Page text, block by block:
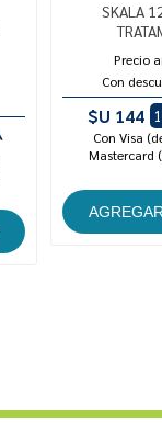
SKALA
Precio
Con
$U 144
Con Visa
Mastercard